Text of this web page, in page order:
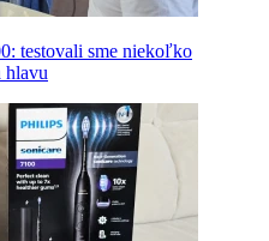
testovali sme niekoľko
hlavu